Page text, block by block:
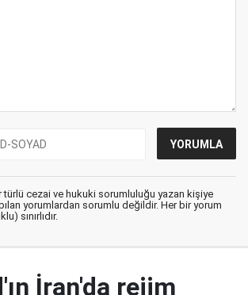
türlü cezai ve hukuki sorumluluğu yazan kişiye
yorumlardan sorumlu değildir. Her bir yorum
sınırlıdır.
İran'da rejim